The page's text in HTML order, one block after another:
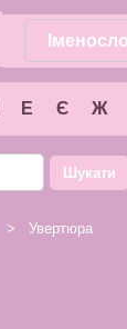
Е Є Ж
Шукати
> Увертюра